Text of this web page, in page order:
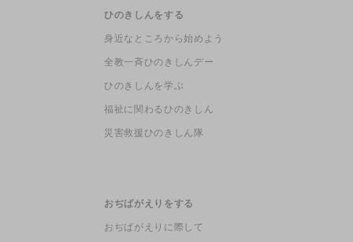
ひのきしんをする
身近なところから始めよう
全教一斉ひのきしんデー
ひのきしんを学ぶ
福祉に関わるひのきしん
災害救援ひのきしん隊
おぢばがえりをする
おぢばがえりに際して